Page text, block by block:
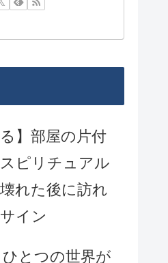
】部屋の片付
ピリチュアル
れた後に訪れ
イン
とつの世界が